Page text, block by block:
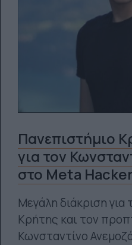
Πανεπιστήμιο
για τον
στο Meta
Μεγάλη διάκριση για
Κρήτης και τον
Κωνσταντίνο